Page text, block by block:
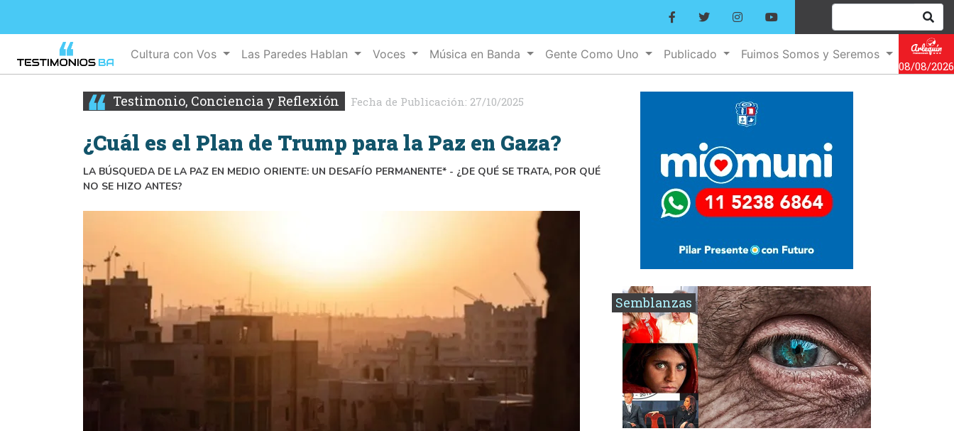
Cultura con Vos Las Paredes Hablan Voces Música en Banda Gente Como Uno Publicado
Fuimos Somos y Seremos
08/08/2026
Testimonio, Conciencia y Reflexión Fecha de Publicación: 27/10/2025
¿Cuál es el Plan de Trump para la Paz en Gaza?
LA BÚSQUEDA DE LA PAZ EN MEDIO ORIENTE: UN DESAFÍO PERMANENTE* - ¿DE QUÉ SE TRATA, POR QUÉ
NO SE HIZO ANTES?
Semblanzas